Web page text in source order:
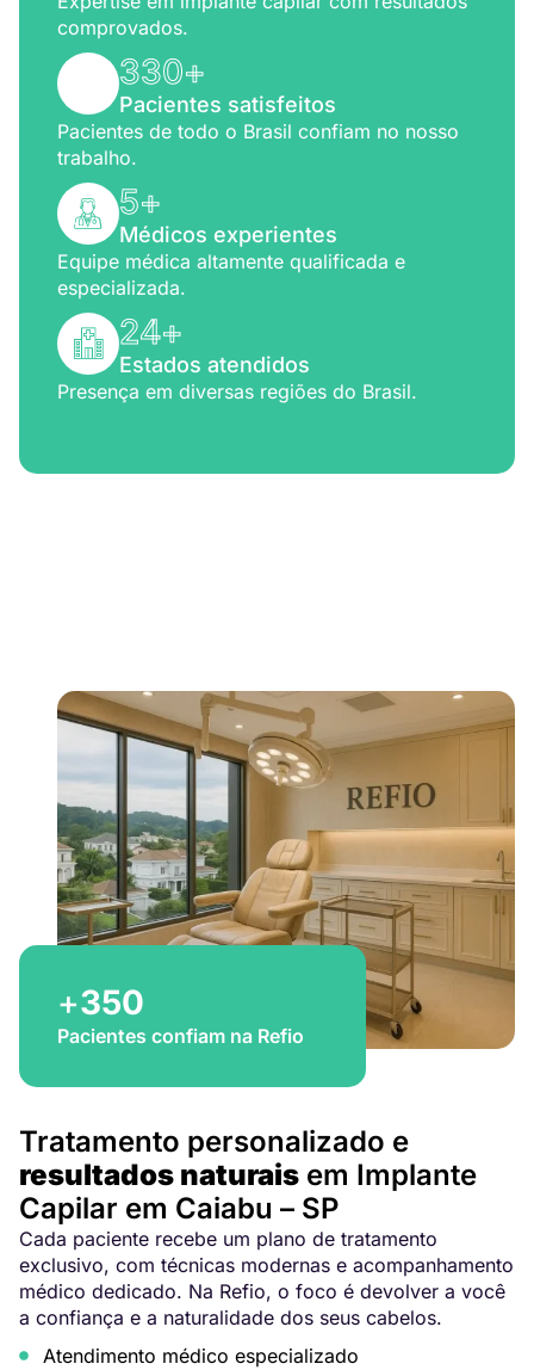
comprovados.
330+
Pacientes satisfeitos
Pacientes de todo o Brasil confiam no nosso
trabalho.
5+
Médicos experientes
Equipe médica altamente qualificada e
especializada.
24+
Estados atendidos
Presença em diversas regiões do Brasil.
+350
Pacientes confiam na Refio
Tratamento personalizado e
resultados naturais em Implante
Capilar em Caiabu – SP
Cada paciente recebe um plano de tratamento
exclusivo, com técnicas modernas e acompanhamento
médico dedicado. Na Refio, o foco é devolver a você
a confiança e a naturalidade dos seus cabelos.
Atendimento médico especializado